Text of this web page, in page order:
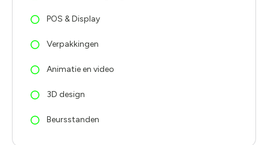
POS & Display
Verpakkingen
Animatie en video
3D design
Beursstanden